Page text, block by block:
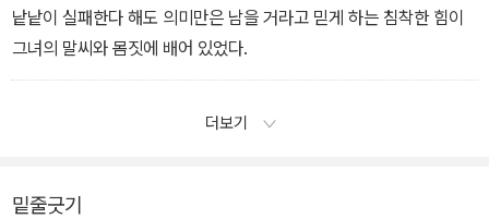
낱낱이 실패한다 해도 의미만은 남을 거라고 믿게 하는 침착한 힘이
그녀의 말씨와 몸짓에 배어 있었다.
더보기
밑줄긋기